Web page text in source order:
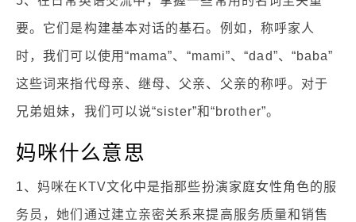
要。它们是构建基本对话的基石。例如，称呼家人
时，我们可以使用“mama”、“mami”、“dad”、“baba”
这些词来指代母亲、继母、父亲、父亲的称呼。对于
兄弟姐妹，我们可以说“sister”和“brother”。
妈咪什么意思
1、妈咪在KTV文化中是指那些扮演家庭女性角色的服
务员，她们通过建立亲密关系来提高服务质量和销售